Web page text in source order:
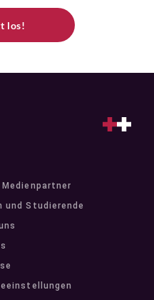
los!
und Studierende